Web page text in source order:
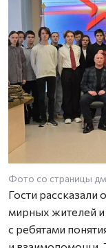
Фото со страницы
Гости рассказали
мирных жителей
с ребятами